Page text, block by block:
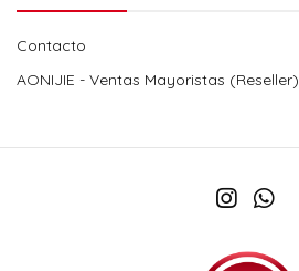
Contacto
AONIJIE - Ventas Mayoristas (Reseller)